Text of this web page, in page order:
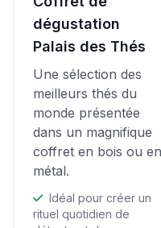
dégustation
Palais des Thés
Une sélection des
meilleurs thés du
monde présentée
dans un magnifique
coffret en bois ou en
métal.
Idéal pour créer un
rituel quotidien de